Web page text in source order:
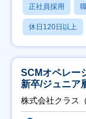
正社員採用
休日120日以上
SCMオペレー
新卒/ジュニア
株式会社クラス